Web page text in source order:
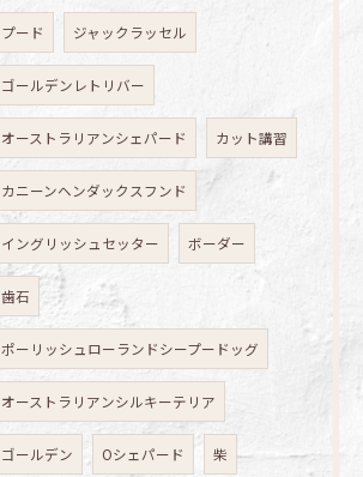
プード ジャックラッセル
ゴールデンレトリバー
オーストラリアンシェパード カット講習
カニーンヘンダックスフンド
イングリッシュセッター ボーダー
歯石
ポーリッシュローランドシープードッグ
オーストラリアンシルキーテリア
ゴールデン Oシェパード 柴